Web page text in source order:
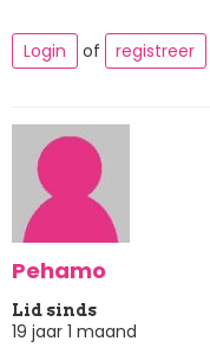
Login of registreer
Pehamo
Lid sinds
19 jaar 1 maand